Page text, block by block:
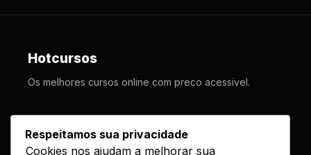
Hotcursos
Os melhores cursos online com preco acessivel.
Cursos
Respeitamos sua privacidade
Cookies nos ajudam a melhorar sua